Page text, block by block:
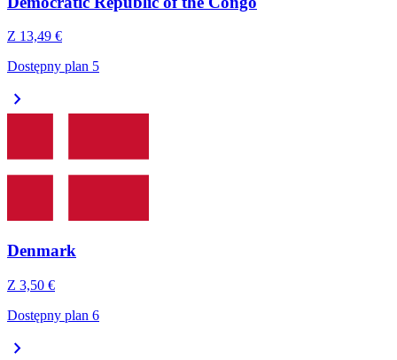
Z 13,49 €
Dostępny plan 5
chevron_right
Denmark
Z 3,50 €
Dostępny plan 6
chevron_right